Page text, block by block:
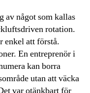
av något som kallas
rotation.
enkel att förstå.
En entreprenör i
kan borra
utan att väcka